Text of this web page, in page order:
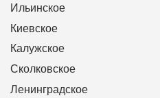
Ильинское
Киевское
Калужское
Сколковское
Ленинградское